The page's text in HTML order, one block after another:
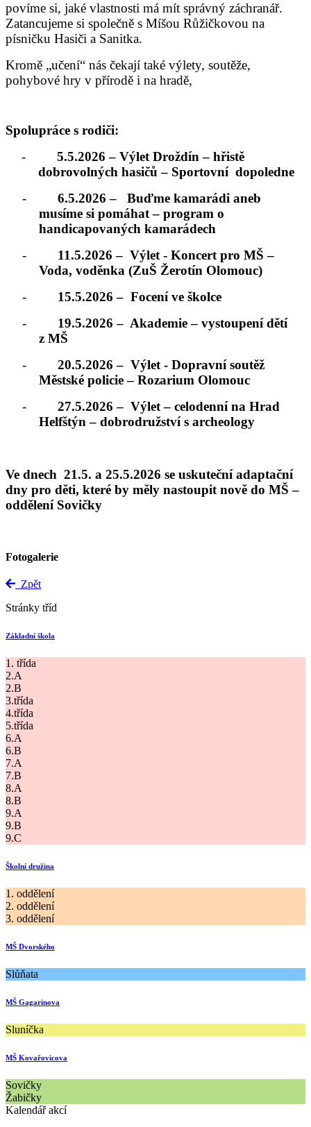
povíme si, jaké vlastnosti má mít správný záchranář.
Zatancujeme si společně s Míšou Růžičkovou na
písničku Hasiči a Sanitka.
Kromě „učení“ nás čekají také výlety, soutěže,
pohybové hry v přírodě i na hradě,
Spolupráce s rodiči:
-
5.5.2026 – Výlet Droždín – hřistě
dobrovolných hasičů – Sportovní dopoledne
-
6.5.2026 –
Buďme kamarádi aneb
musíme si pomáhat – program o
handicapovaných kamarádech
-
11.5.2026 – Výlet - Koncert pro MŠ –
Voda, voděnka (ZuŠ Žerotín Olomouc)
-
15.5.2026 – Focení ve školce
-
19.5.2026 – Akademie – vystoupení dětí
z MŠ
-
20.5.2026 – Výlet - Dopravní soutěž
Městské policie – Rozarium Olomouc
-
27.5.2026 – Výlet – celodenní na Hrad
Helfštýn – dobrodružství s archeology
Ve dnech 21.5. a 25.5.2026 se uskuteční adaptační
dny pro děti, které by měly nastoupit nově do MŠ –
oddělení Sovičky
Fotogalerie
Zpět
Stránky tříd
Základní škola
1. třída
2.A
2.B
3.třída
4.třída
5.třída
6.A
6.B
7.A
7.B
8.A
8.B
9.A
9.B
9.C
Školní družina
1. oddělení
2. oddělení
3. oddělení
MŠ Dvorského
Slůňata
MŠ Gagarinova
Sluníčka
MŠ Kovařovicova
Sovičky
Žabičky
Kalendář akcí